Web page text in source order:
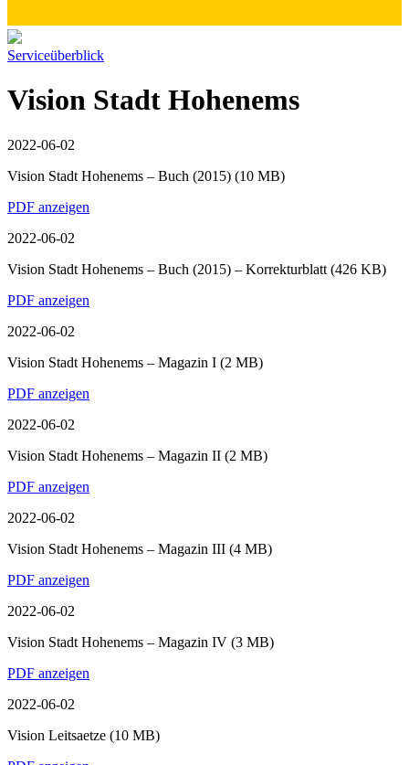
Serviceüberblick
Vision Stadt Hohenems
2022-06-02
Vision Stadt Hohenems – Buch (2015) (10 MB)
PDF anzeigen
2022-06-02
Vision Stadt Hohenems – Buch (2015) – Korrekturblatt (426 KB)
PDF anzeigen
2022-06-02
Vision Stadt Hohenems – Magazin I (2 MB)
PDF anzeigen
2022-06-02
Vision Stadt Hohenems – Magazin II (2 MB)
PDF anzeigen
2022-06-02
Vision Stadt Hohenems – Magazin III (4 MB)
PDF anzeigen
2022-06-02
Vision Stadt Hohenems – Magazin IV (3 MB)
PDF anzeigen
2022-06-02
Vision Leitsaetze (10 MB)